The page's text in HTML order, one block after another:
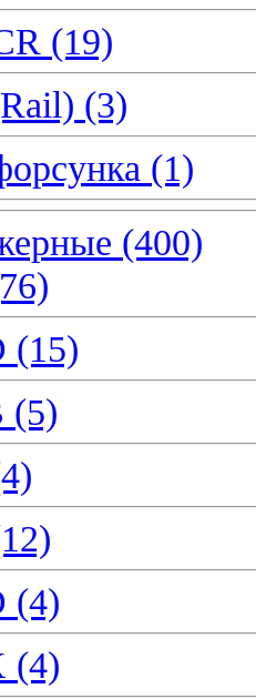
(19)
(3)
(1)
(400)
(15)
(5)
(4)
(4)